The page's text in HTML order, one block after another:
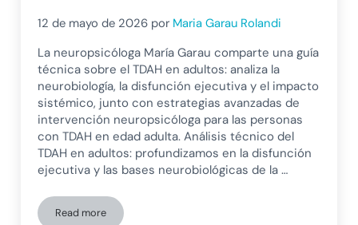
12 de mayo de 2026 por Maria Garau Rolandi
La neuropsicóloga María Garau comparte una guía
técnica sobre el TDAH en adultos: analiza la
neurobiología, la disfunción ejecutiva y el impacto
sistémico, junto con estrategias avanzadas de
intervención neuropsicóloga para las personas
con TDAH en edad adulta. Análisis técnico del
TDAH en adultos: profundizamos en la disfunción
ejecutiva y las bases neurobiológicas de la …
Read moreTDAH en adultos: bases neurobiológicas, impacto